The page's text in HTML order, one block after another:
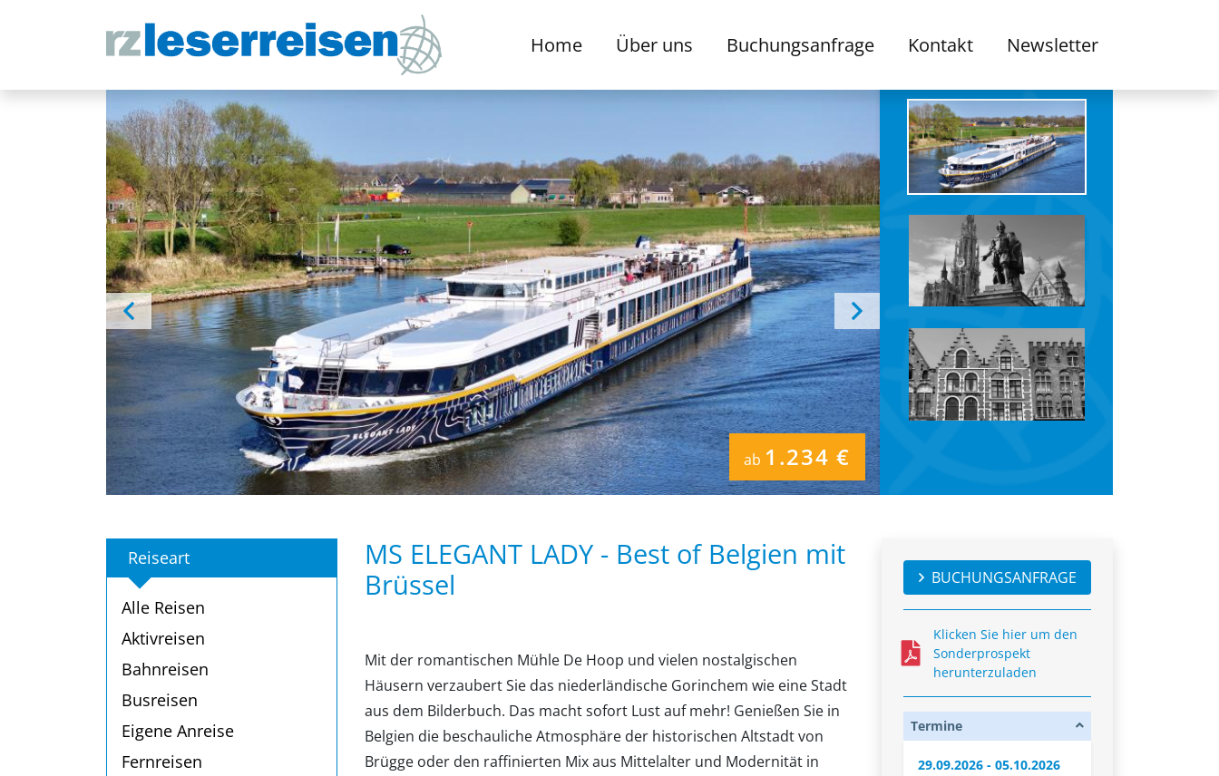
Home Über uns Buchungsanfrage Kontakt Newsletter
ab 1.234 €
MS ELEGANT LADY - Best of Belgien mit
Brüssel
Mit der romantischen Mühle De Hoop und vielen nostalgischen
Häusern verzaubert Sie das niederländische Gorinchem wie eine Stadt
aus dem Bilderbuch. Das macht sofort Lust auf mehr! Genießen Sie in
Belgien die beschauliche Atmosphäre der historischen Altstadt von
Brügge oder den raffinierten Mix aus Mittelalter und Modernität in
BUCHUNGSANFRAGE
Klicken Sie hier um den
Sonderprospekt
herunterzuladen
Termine
29.09.2026 - 05.10.2026
Reiseart
Alle Reisen
Aktivreisen
Bahnreisen
Busreisen
Eigene Anreise
Fernreisen